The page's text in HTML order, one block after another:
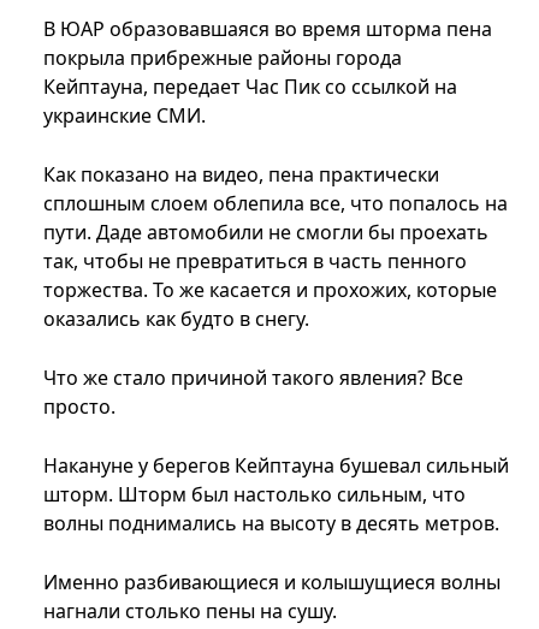
В ЮАР образовавшаяся во время шторма пена
покрыла прибрежные районы города
Кейптауна, передает Час Пик со ссылкой на
украинские СМИ.
Как показано на видео, пена практически
сплошным слоем облепила все, что попалось на
пути. Даде автомобили не смогли бы проехать
так, чтобы не превратиться в часть пенного
торжества. То же касается и прохожих, которые
оказались как будто в снегу.
Что же стало причиной такого явления? Все
просто.
Накануне у берегов Кейптауна бушевал сильный
шторм. Шторм был настолько сильным, что
волны поднимались на высоту в десять метров.
Именно разбивающиеся и колышущиеся волны
нагнали столько пены на сушу.